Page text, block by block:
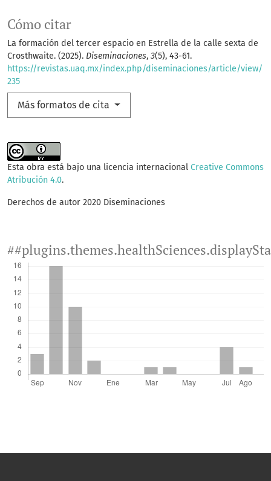
Cómo citar
La formación del tercer espacio en Estrella de la calle sexta de
Crosthwaite. (2025). Diseminaciones, 3(5), 43-61.
https://revistas.uaq.mx/index.php/diseminaciones/article/view/
235
Más formatos de cita
Esta obra está bajo una licencia internacional Creative Commons
Atribución 4.0.
Derechos de autor 2020 Diseminaciones